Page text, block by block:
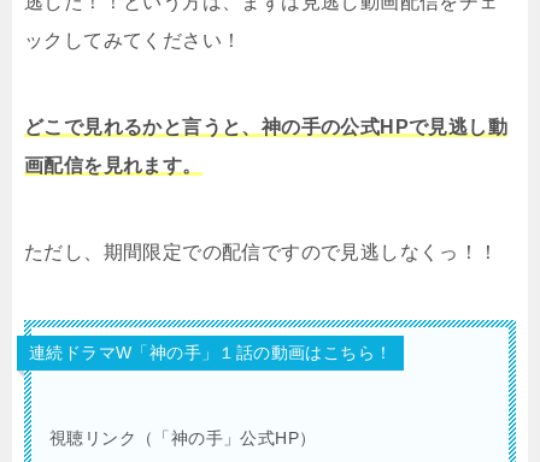
ックしてみてください！
どこで見れるかと言うと、神の手の公式HPで見逃し動
画配信を見れます。
ただし、期間限定での配信ですので見逃しなくっ！！
連続ドラマW「神の手」１話の動画はこちら！
視聴リンク（「神の手」公式HP）